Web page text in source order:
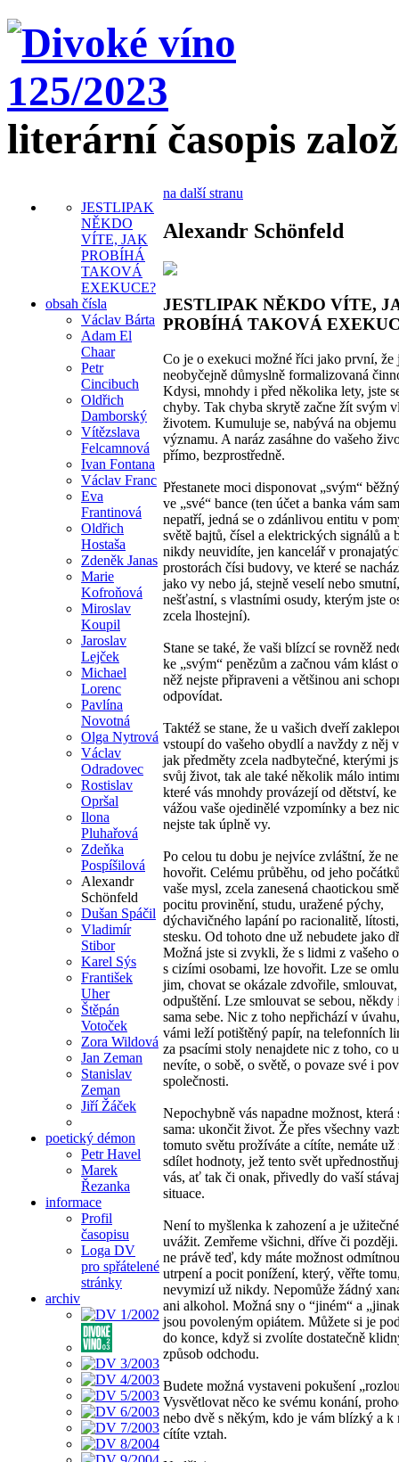
literární časopis
JESTLIPAK
NĚKDO
VÍTE, JAK
PROBÍHÁ
TAKOVÁ
EXEKUCE?
obsah čísla
Václav Bárta
Adam El
Chaar
Petr
Cincibuch
Oldřich
Damborský
Vítězslava
Felcamnová
Ivan Fontana
Václav Franc
Eva
Frantinová
Oldřich
Hostaša
Zdeněk Janas
Marie
Kofroňová
Miroslav
Koupil
Jaroslav
Lejček
Michael
Lorenc
Pavlína
Novotná
Olga Nytrová
Václav
Odradovec
Rostislav
Opršal
Ilona
Pluhařová
Zdeňka
Pospíšilová
Alexandr
Schönfeld
Dušan Spáčil
Vladimír
Stibor
Karel Sýs
František
Uher
Štěpán
Votoček
Zora Wildová
Jan Zeman
Stanislav
Zeman
Jiří Žáček
poetický démon
Petr Havel
Marek
Řezanka
informace
Profil
časopisu
Loga DV
pro spřátelené
stránky
archiv
na další stranu
Alexandr Schönfeld
JESTLIPAK NĚKDO VÍTE,
PROBÍHÁ TAKOVÁ
Co je o exekuci možné říci jako první, že
neobyčejně důmyslně formalizovaná
Kdysi, mnohdy i před několika lety, jste
chyby. Tak chyba skrytě začne žít svým
životem. Kumuluje se, nabývá na objemu
významu. A naráz zasáhne do vašeho
přímo, bezprostředně.
Přestanete moci disponovat „svým“
ve „své“ bance (ten účet a banka vám
nepatří, jedná se o zdánlivou entitu v
světě bajtů, čísel a elektrických signálů a
nikdy neuvidíte, jen kancelář v
prostorách čísi budovy, ve které se
jako vy nebo já, stejně veselí nebo
nešťastní, s vlastními osudy, kterým jste
zcela lhostejní).
Stane se také, že vaši blízcí se rovněž
ke „svým“ penězům a začnou vám klást
něž nejste připraveni a většinou ani
odpovídat.
Taktéž se stane, že u vašich dveří
vstoupí do vašeho obydlí a navždy z něj
jak předměty zcela nadbytečné, kterými
svůj život, tak ale také několik málo
které vás mnohdy provázejí od dětství,
vážou vaše ojedinělé vzpomínky a bez
nejste tak úplně vy.
Po celou tu dobu je nejvíce zvláštní, že
hovořit. Celému průběhu, od jeho
vaše mysl, zcela zanesená chaotickou
pocitu provinění, studu, uražené pýchy,
dýchavičného lapání po racionalitě,
stesku. Od tohoto dne už nebudete jako
Možná jste si zvykli, že s lidmi z vašeho
s cizími osobami, lze hovořit. Lze se
jim, chovat se okázale zdvořile,
odpuštění. Lze smlouvat se sebou, někdy
sama sebe. Nic z toho nepřichází v
vámi leží potištěný papír, na telefonních
za psacími stoly nenajdete nic z toho, co
nevíte, o sobě, o světě, o povaze své i
společnosti.
Nepochybně vás napadne možnost, která
sama: ukončit život. Že přes všechny
tomuto světu prožíváte a cítíte, nemáte už
sdílet hodnoty, jež tento svět
vás, ať tak či onak, přivedly do vaší
situace.
Není to myšlenka k zahození a je
uvážit. Zemřeme všichni, dříve či
ne právě teď, kdy máte možnost
utrpení a pocit ponížení, který, věřte
nevymizí už nikdy. Nepomůže žádný
ani alkohol. Možná sny o “jiném“ a
jsou povoleným opiátem. Můžete si je
do konce, když si zvolíte dostatečně
způsob odchodu.
Budete možná vystaveni pokušení
Vysvětlovat něco ke svému konání,
nebo dvě s někým, kdo je vám blízký a k
cítíte vztah.